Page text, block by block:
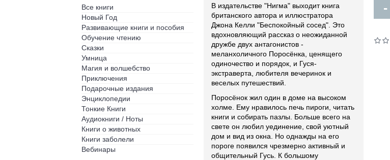
Все книги
Новый Год
Развивающие книги и пособия
Обучение чтению
Сказки
Умница
Магия и волшебство
Приключения
Подарочные издания
Энциклопедии
Тонкие Книги
Аудиокниги / Ноты
Книги о животных
Книги заболели
Вебинары
В издательстве "Нигма" выходит книга
британского автора и иллюстратора
Джона Келли "Беспокойный сосед". Это
вдохновляющий рассказ о неожиданной
дружбе двух антагонистов -
меланхоличного Поросёнка, ценящего
одиночество и порядок, и Гуся-
экстраверта, любителя вечеринок и
веселых путешествий.
Поросёнок жил один в доме на высоком
холме. Ему нравилось печь пироги, читать
книги и собирать пазлы. Больше всего на
свете он любил уединение, свой уютный
дом и вид из окна. Но однажды на его
пороге появился чрезмерно активный и
общительный Гусь. К большому
-